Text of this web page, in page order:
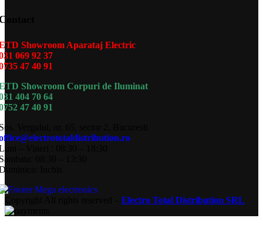
Showroom Aparataj Electric
069 92 37
47 40 91
Showroom Corpuri de Iluminat
404 70 64
47 40 91
Vergului, nr. 65, sector 2, Bucuresti
– Vineri : 08:30 – 18:30
08:30 – 13:30
Inchis
Electro Total Distribution SRL